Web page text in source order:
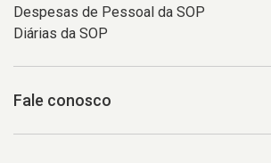
Despesas de Pessoal da SOP
Diárias da SOP
Fale conosco